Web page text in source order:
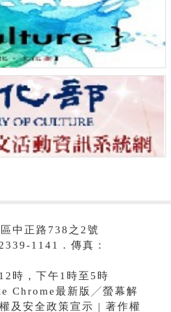
中正路738之2號
1141．傳真：
時，下午1時至5時
Chrome最新版╱螢幕解
及安全政策宣示 | 著作權